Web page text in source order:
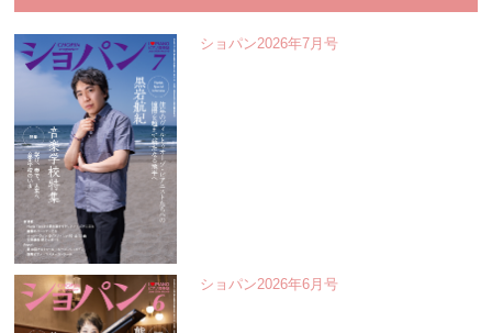
ショパン2026年7月号
ショパン2026年6月号